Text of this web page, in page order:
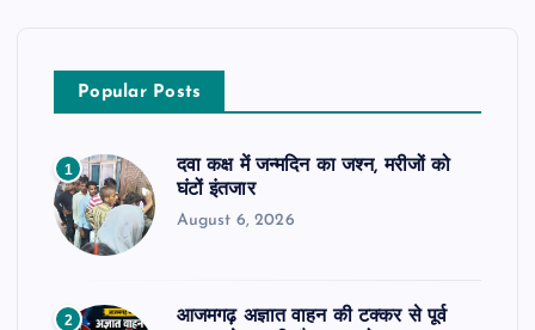
Popular Posts
1
दवा कक्ष में जन्मदिन का जश्न, मरीजों को
घंटों इंतजार
August 6, 2026
2
आजमगढ़ अज्ञात वाहन की टक्कर से पूर्व